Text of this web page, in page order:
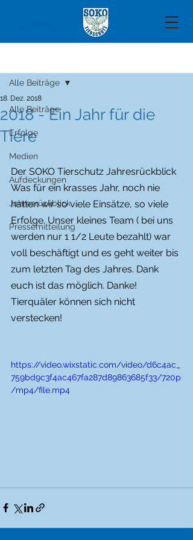
Alle Beiträge
Erfolge
Medien
Aufdeckungen
Jahresrückblick
Pressemitteilung
Alle Beiträge
2018 - Ein Jahr für die
Tiere
18. Dez. 2018
Der SOKO Tierschutz Jahresrückblick
Was für ein krasses Jahr, noch nie
hatten wir so viele Einsätze, so viele
Erfolge. Unser kleines Team ( bei uns
werden nur 1 1/2 Leute bezahlt) war
voll beschäftigt und es geht weiter bis
zum letzten Tag des Jahres. Dank
euch ist das möglich. Danke!
Tierquäler können sich nicht
verstecken!
https://video.wixstatic.com/video/d6c4ac_
759bd9c3f4ac467fa287d89863685f33/720p
/mp4/file.mp4